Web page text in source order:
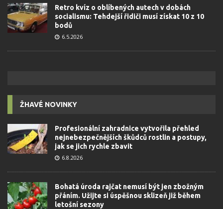
Retro kvíz o oblíbených autech v dobách
socialismu: Tehdejší řidiči musí získat 10 z 10
bodů
6.5.2026
ŽHAVÉ NOVINKY
Profesionální zahradnice vytvořila přehled
nejnebezpečnějších škůdců rostlin a postupy,
jak se jich rychle zbavit
6.8.2026
Bohatá úroda rajčat nemusí být jen zbožným
přáním. Užijte si úspěšnou sklizeň již během
letošní sezony